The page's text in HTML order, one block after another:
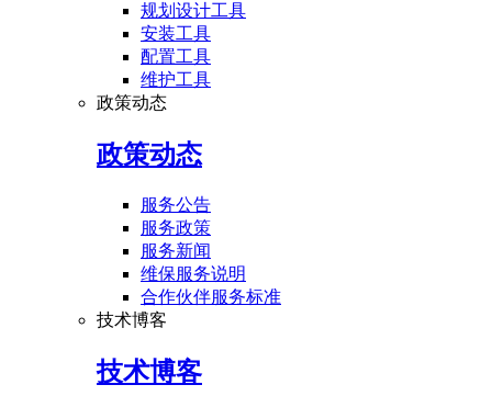
规划设计工具
安装工具
配置工具
维护工具
政策动态
政策动态
服务公告
服务政策
服务新闻
维保服务说明
合作伙伴服务标准
技术博客
技术博客